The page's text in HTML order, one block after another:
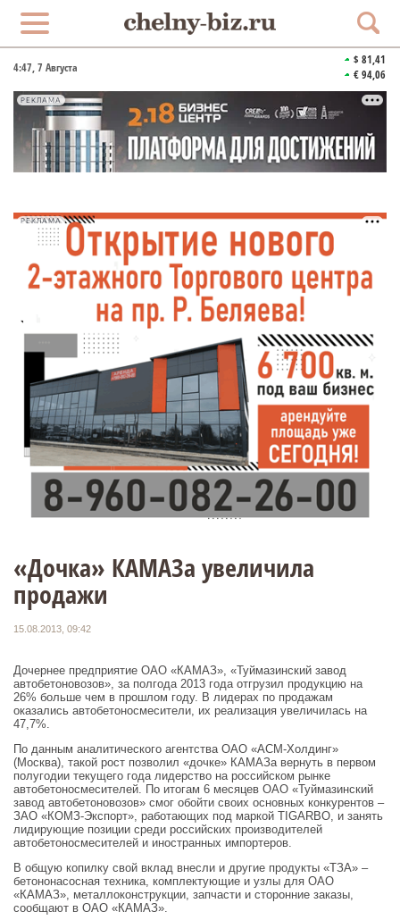
4:47, 7 Августа
$ 81,41
€ 94,06
РЕКЛАМА
РЕКЛАМА
«Дочка» КАМАЗа увеличила
продажи
15.08.2013, 09:42
Дочернее предприятие ОАО «КАМАЗ», «Туймазинский завод
автобетоновозов», за полгода 2013 года отгрузил продукцию на
26% больше чем в прошлом году. В лидерах по продажам
оказались автобетоносмесители, их реализация увеличилась на
47,7%.
По данным аналитического агентства ОАО «АСМ-Холдинг»
(Москва), такой рост позволил «дочке» КАМАЗа вернуть в первом
полугодии текущего года лидерство на российском рынке
автобетоносмесителей. По итогам 6 месяцев ОАО «Туймазинский
завод автобетоновозов» смог обойти своих основных конкурентов –
ЗАО «КОМЗ-Экспорт», работающих под маркой TIGARBO, и занять
лидирующие позиции среди российских производителей
автобетоносмесителей и иностранных импортеров.
В общую копилку свой вклад внесли и другие продукты «ТЗА» –
бетононасосная техника, комплектующие и узлы для ОАО
«КАМАЗ», металлоконструкции, запчасти и сторонние заказы,
сообщают в ОАО «КАМАЗ».